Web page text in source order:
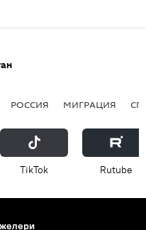
РОССИЯ МИГРАЦИЯ
ТikТоk Rutube